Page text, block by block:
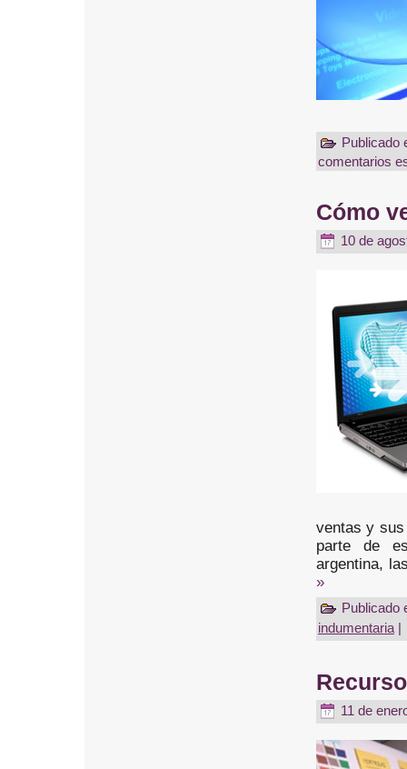
Publicado
comentarios
Cómo
10 de
ventas y
parte de
argentina,
»
Publicado
indumentaria |
11 de